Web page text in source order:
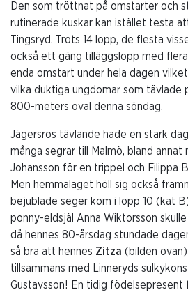
Den som tröttnat på omstarter och
rutinerade kuskar kan istället testa
Tingsryd. Trots 14 lopp, de flesta
också ett gäng tilläggslopp med
enda omstart under hela dagen
vilka duktiga ungdomar som tävlade
800-meters oval denna söndag.
Jägersros tävlande hade en stark
många segrar till Malmö, bland annat
Johansson för en trippel och Filippa
Men hemmalaget höll sig också
bejublade seger kom i lopp 10 (kat
ponny-eldsjäl Anna Wiktorsson
då hennes 80-årsdag stundade
så bra att hennes Zitza (bilden
tillsammans med Linneryds
Gustavsson! En tidig födelsepresent